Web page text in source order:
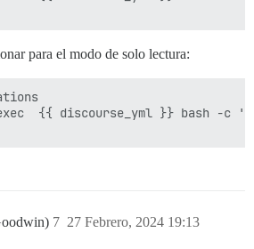
para el modo de solo lectura:
{{ discourse_yml }} bash -c
27 Febrero, 2024 19:13
7